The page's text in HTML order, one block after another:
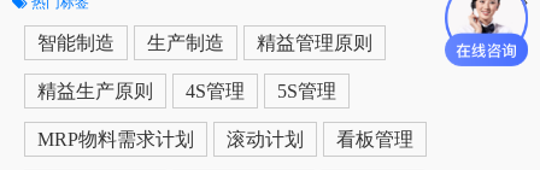
更多
智能制造 生产制造 精益管理原则
精益生产原则 4S管理 5S管理
MRP物料需求计划 滚动计划 看板管理